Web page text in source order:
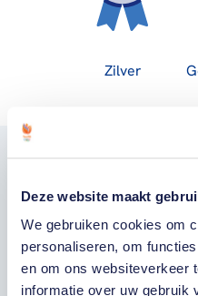
Deze website maakt
We gebruiken cookies om
personaliseren, om
en om ons websiteverkeer
informatie over uw gebruik
Zilver
Word fan
TeamNL
Wil je als fan van